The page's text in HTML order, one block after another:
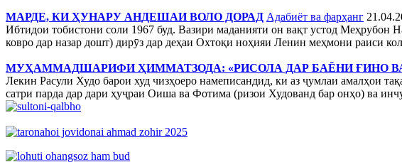
МАРДЕ, КИ ҲУНАРУ АНДЕШАИ ВОЛО ДОРАД Адабиёт ва фарҳанг
Ибтидои тобистони соли 1967 буд. Вазири маданияти он вақт устод Меҳрубон
ковро дар назар дошт) дирӯз дар деҳаи Охтоқи ноҳияи Ленин меҳмони раиси
МУҲАММАДШАРИФИ ҲИММАТЗОДА: «РИСОЛА ДАР БАЁНИ ҒИНО
Лекин Расули Худо барои худ чизҳоеро намеписандид, ки аз ҷумлаи амалҳои
сатри парда дар дари ҳуҷраи Оиша ва Фотима (ризои Худованд бар онҳо) ва